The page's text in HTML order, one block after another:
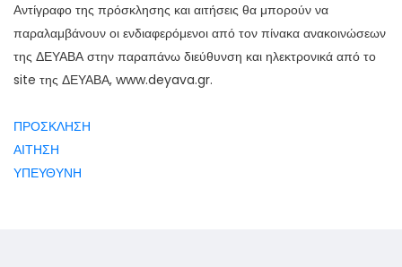
Αντίγραφο της πρόσκλησης και αιτήσεις θα μπορούν να
παραλαμβάνουν οι ενδιαφερόμενοι από τον πίνακα ανακοινώσεων
της ΔΕΥΑΒΑ στην παραπάνω διεύθυνση και ηλεκτρονικά από το
site της ΔΕΥΑΒΑ, www.deyava.gr.
ΠΡΟΣΚΛΗΣΗ
ΑΙΤΗΣΗ
ΥΠΕΥΘΥΝΗ